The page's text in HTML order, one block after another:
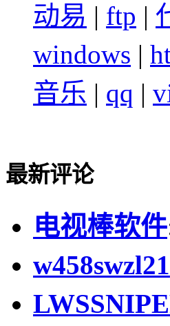
动易 | ftp |
windows |
音乐 | qq |
最新评论
电视棒软件
w458swzl21